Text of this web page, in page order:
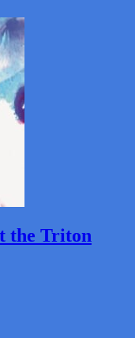
the Triton